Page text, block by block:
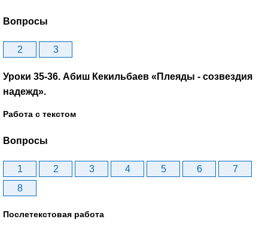
Вопросы
2 3
Уроки 35-36. Абиш Кекильбаев «Плеяды - созвездия
надежд».
Работа с текстом
Вопросы
1 2 3 4 5 6
7
8
Послетекстовая работа